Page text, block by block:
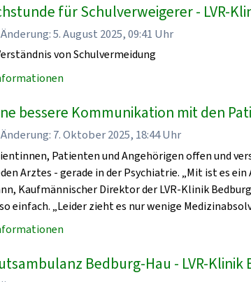
für Schulverweigerer - LVR-
5. August 2025, 09:41 Uhr
von Schulvermeidung
bessere Kommunikation mit den
7. Oktober 2025, 18:44 Uhr
Patienten und Angehörigen offen und
Arztes - gerade in der Psychiatrie. „Mit ist es
Kaufmännischer Direktor der LVR-Klinik
einfach. „Leider zieht es nur wenige
Bedburg-Hau - LVR-Klinik